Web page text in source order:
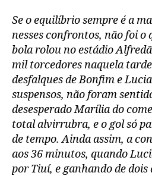
Se o equilíbrio sempre é a
nesses confrontos, não foi o
bola rolou no estádio
mil torcedores naquela
desfalques de Bonfim e
suspensos, não foram
desesperado Marília do
total alvirrubra, e o gol só
de tempo. Ainda assim, a
aos 36 minutos, quando
por Tiuí, e ganhando de